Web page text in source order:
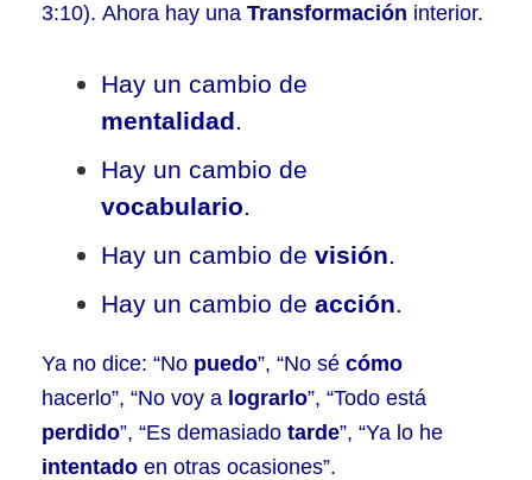
3:10). Ahora hay una Transformación interior.
Hay un cambio de
mentalidad.
Hay un cambio de
vocabulario.
Hay un cambio de visión.
Hay un cambio de acción.
Ya no dice: “No puedo”, “No sé cómo
hacerlo”, “No voy a lograrlo”, “Todo está
perdido”, “Es demasiado tarde”, “Ya lo he
intentado en otras ocasiones”.